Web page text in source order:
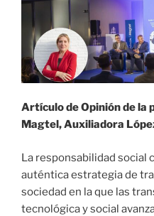
Artículo de Opinión de la
Magtel, Auxiliadora
La responsabilidad social
auténtica estrategia de
sociedad en la que las
tecnológica y social